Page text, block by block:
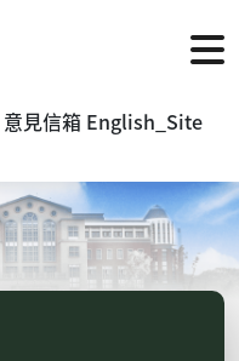
意見信箱 English_Site